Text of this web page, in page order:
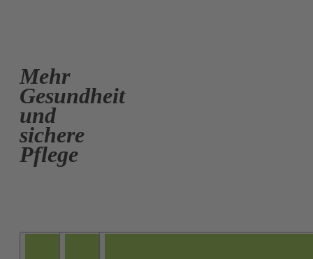
Mehr
Gesundheit
und
sichere
Pflege